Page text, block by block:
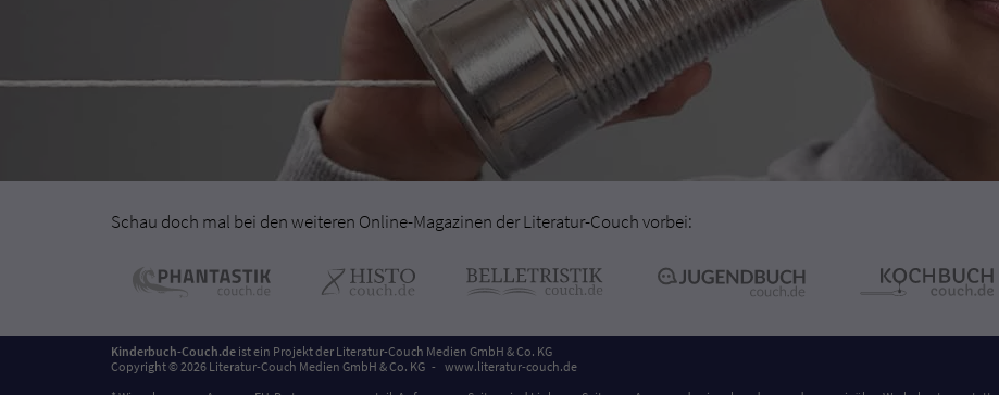
Schau doch mal bei den weiteren Online-Magazinen der Literatur-Couch vorbei:
Kinderbuch-Couch.de ist ein Projekt der Literatur-Couch Medien GmbH & Co. KG
Copyright © 2026 Literatur-Couch Medien GmbH & Co. KG
www.literatur-couch.de